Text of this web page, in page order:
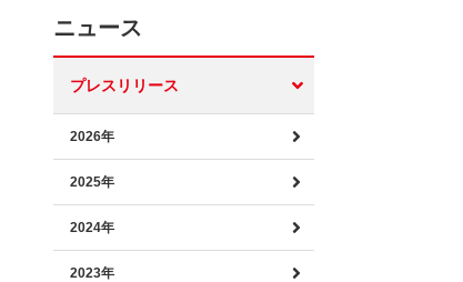
ニュース
プレスリリース
2026年
2025年
2024年
2023年